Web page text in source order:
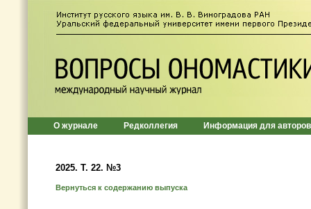
О журнале Редколлегия Информация для авторов
2025. Т. 22. №3
Вернуться к содержанию выпуска